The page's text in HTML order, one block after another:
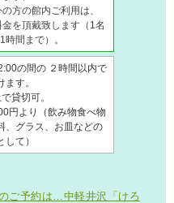
方の館内ご利用は、
を頂戴致します（1名
間まで）。
の間の ２時間以内で
ます。
貸切可。
円より（飲み物食べ物
、グラス、お皿などの
て）
ご予約は…中軽井沢「けろ